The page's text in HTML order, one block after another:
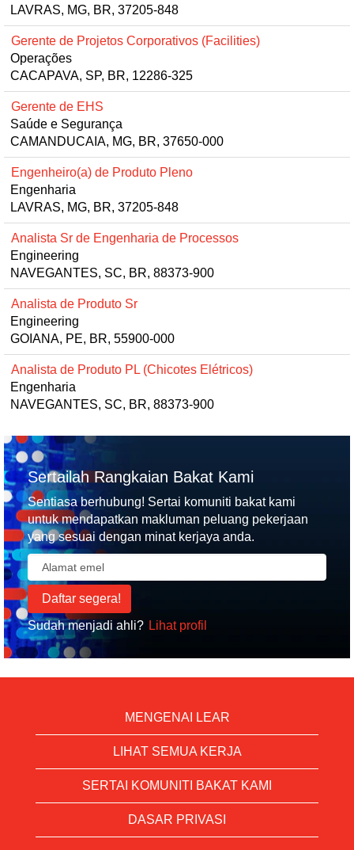
LAVRAS, MG, BR, 37205-848
Gerente de Projetos Corporativos (Facilities)
Operações
CACAPAVA, SP, BR, 12286-325
Gerente de EHS
Saúde e Segurança
CAMANDUCAIA, MG, BR, 37650-000
Engenheiro(a) de Produto Pleno
Engenharia
LAVRAS, MG, BR, 37205-848
Analista Sr de Engenharia de Processos
Engineering
NAVEGANTES, SC, BR, 88373-900
Analista de Produto Sr
Engineering
GOIANA, PE, BR, 55900-000
Analista de Produto PL (Chicotes Elétricos)
Engenharia
NAVEGANTES, SC, BR, 88373-900
Sertailah Rangkaian Bakat Kami
Sentiasa berhubung! Sertai komuniti bakat kami
untuk mendapatkan makluman peluang pekerjaan
yang sesuai dengan minat kerjaya anda.
Sudah menjadi ahli? Lihat profil
MENGENAI LEAR
LIHAT SEMUA KERJA
SERTAI KOMUNITI BAKAT KAMI
DASAR PRIVASI